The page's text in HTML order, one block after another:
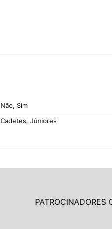
Não, Sim
Cadetes, Júniores
PATROCINADORES